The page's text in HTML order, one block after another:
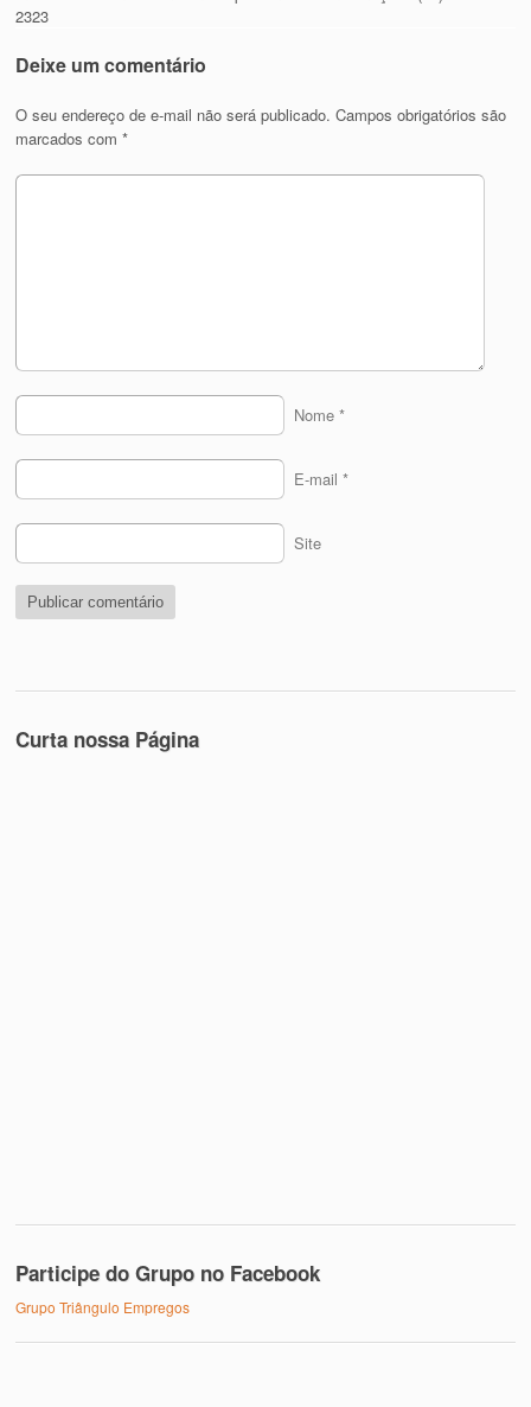
2323
Deixe um comentário
O seu endereço de e-mail não será publicado. Campos obrigatórios são
marcados com*
Nome *
E-mail *
Site
Curta nossa Página
Participe do Grupo no Facebook
Grupo Triângulo Empregos